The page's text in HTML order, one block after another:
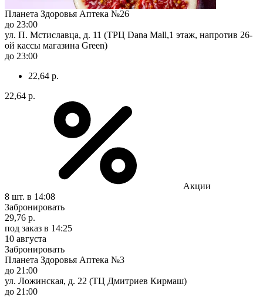
Планета Здоровья Аптека №26
до 23:00
ул. П. Мстиславца, д. 11 (ТРЦ Dana Mall,1 этаж, напротив 26-
ой кассы магазина Green)
до 23:00
22,64 р.
22,64 р.
Акции
8 шт. в 14:08
Забронировать
29,76 р.
под заказ в 14:25
10 августа
Забронировать
Планета Здоровья Аптека №3
до 21:00
ул. Ложинская, д. 22 (ТЦ Дмитриев Кирмаш)
до 21:00